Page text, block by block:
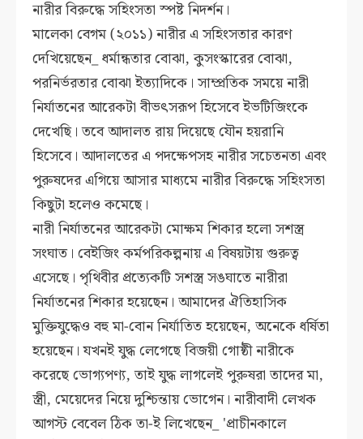
নারীর বিরুদ্ধে সহিংসতা স্পষ্ট নিদর্শন।
মালেকা বেগম (২০১১) নারীর এ সহিংসতার কারণ
দেখিয়েছেন_ ধর্মান্ধতার বোঝা, কুসংস্কারের বোঝা,
পরনির্ভরতার বোঝা ইত্যাদিকে। সাম্প্রতিক সময়ে নারী
নির্যাতনের আরেকটা বীভৎসরূপ হিসেবে ইভটিজিংকে
দেখেছি। তবে আদালত রায় দিয়েছে যৌন হয়রানি
হিসেবে। আদালতের এ পদক্ষেপসহ নারীর সচেতনতা এবং
পুরুষদের এগিয়ে আসার মাধ্যমে নারীর বিরুদ্ধে সহিংসতা
কিছুটা হলেও কমেছে।
নারী নির্যাতনের আরেকটা মোক্ষম শিকার হলো সশস্ত্র
সংঘাত। বেইজিং কর্মপরিকল্পনায় এ বিষয়টায় গুরুত্ব
এসেছে। পৃথিবীর প্রত্যেকটি সশস্ত্র সঙঘাতে নারীরা
নির্যাতনের শিকার হয়েছেন। আমাদের ঐতিহাসিক
মুক্তিযুদ্ধেও বহু মা-বোন নির্যাতিত হয়েছেন, অনেকে ধর্ষিতা
হয়েছেন। যখনই যুদ্ধ লেগেছে বিজয়ী গোষ্ঠী নারীকে
করেছে ভোগ্যপণ্য, তাই যুদ্ধ লাগলেই পুরুষরা তাদের মা,
স্ত্রী, মেয়েদের নিয়ে দুশ্চিন্তায় ভোগেন। নারীবাদী লেখক
আগস্ট বেবেল ঠিক তা-ই লিখেছেন_ 'প্রাচীনকালে